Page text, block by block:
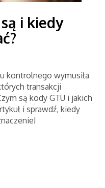
i kiedy
kontrolnego wymusiła
transakcji
są kody GTU i jakich
i sprawdź, kiedy